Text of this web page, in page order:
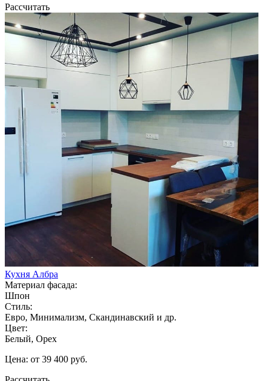
Рассчитать
Кухня Албра
Материал фасада:
Шпон
Стиль:
Евро, Минимализм, Скандинавский и др.
Цвет:
Белый, Орех
Цена: от 39 400 руб.